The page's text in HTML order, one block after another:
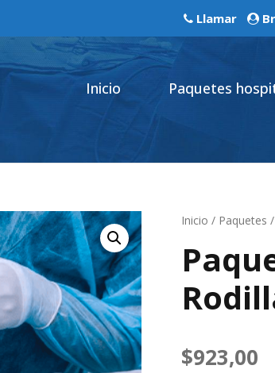
Llamar
Inicio Paquetes
Inicio / Paquetes
$923,00